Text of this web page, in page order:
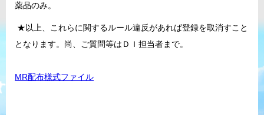
薬品のみ。
★以上、これらに関するルール違反があれば登録を取消すこと
となります。尚、ご質問等はＤＩ担当者まで。
MR配布様式ファイル